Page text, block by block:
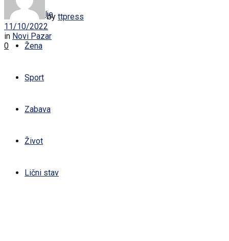
Zdravlje
Žena
Sport
Zabava
Život
Lični stav
by ttpress
11/10/2022
in Novi Pazar
0